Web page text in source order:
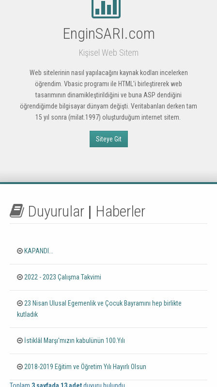
EnginSARI.com
Kişisel Web Sitem
Web sitelerinin nasıl yapılacağını kaynak kodları incelerken
öğrendim. Vbasic programı ile HTML'i birleştirerek web
tasarımının dinamikleştirildiğini ve buna ASP dendiğini
öğrendiğimde bilgisayar dünyam değişti. Veritabanları derken tam
15 yıl sonra (milat.1997) oluşturduğum internet sitem
Siteye Git
Duyurular | Haberler
KAPANDI...
2022 - 2023 Çalışma Takvimi
23 Nisan Ulusal Egemenlik ve Çocuk Bayramını hep birlikte
kutladık
İstiklâl Marşı'mızın kabulünün 100.Yılı
2018-2019 Eğitim ve Öğretim Yılı Hayırlı Olsun